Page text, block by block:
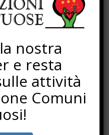
nostra
e resta
attività
Comuni